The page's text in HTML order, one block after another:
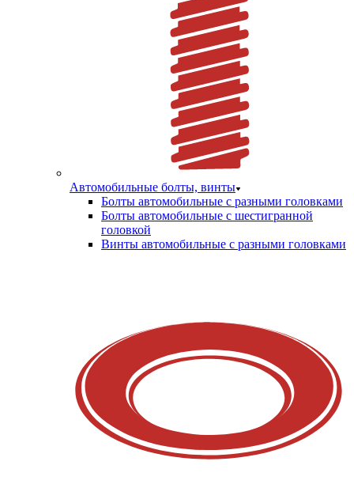
Автомобильные болты, винты
Болты автомобильные с разными головками
Болты автомобильные с шестигранной
головкой
Винты автомобильные с разными головками